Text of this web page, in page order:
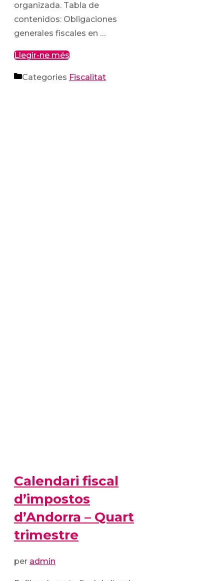
organizada. Tabla de
contenidos: Obligaciones
generales fiscales en …
Llegir-ne més
Categories Fiscalitat
Calendari fiscal
d’impostos
d’Andorra – Quart
trimestre
per admin